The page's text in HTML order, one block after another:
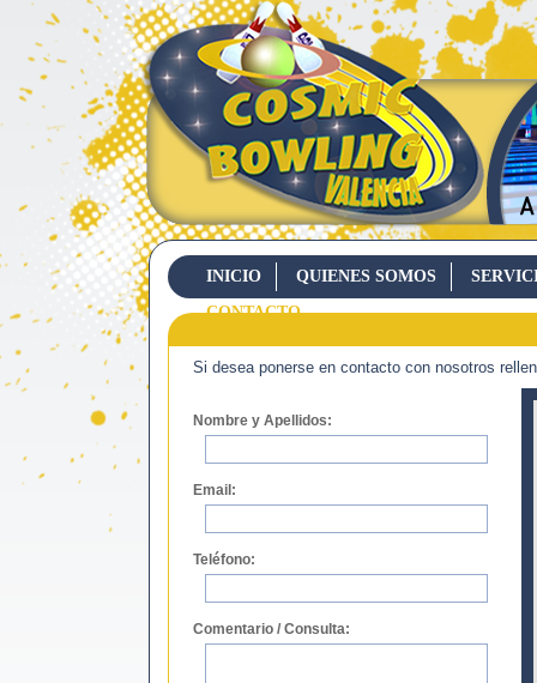
INICIO QUIENES SOMOS
CONTACTO
Si desea ponerse en contacto con nosotros
Nombre y Apellidos:
Email:
Teléfono:
Comentario / Consulta: